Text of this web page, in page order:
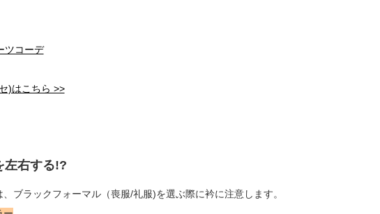
)はこちら >>
左右する!?
ブラックフォーマル（喪服/礼服)を選ぶ際に衿に注意します。